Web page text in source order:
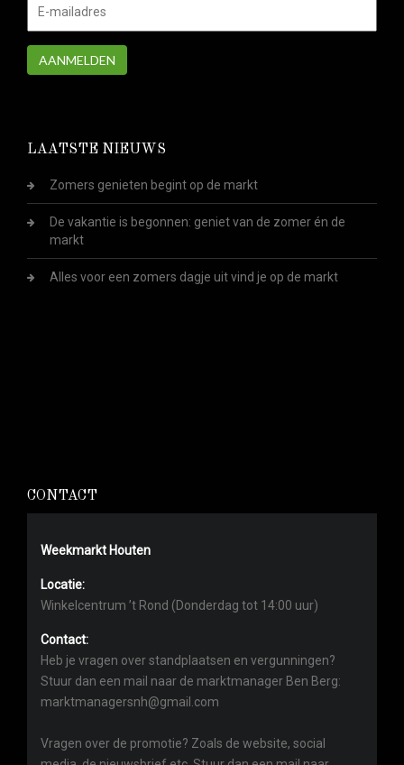
AANMELDEN
LAATSTE NIEUWS
Zomers genieten begint op de markt
De vakantie is begonnen: geniet van de zomer én de
markt
Alles voor een zomers dagje uit vind je op de markt
CONTACT
Weekmarkt Houten
Locatie:
Winkelcentrum ’t Rond (Donderdag tot 14:00 uur)
Contact:
Heb je vragen over standplaatsen en vergunningen?
Stuur dan een mail naar de marktmanager Ben Berg:
marktmanagersnh@gmail.com
Vragen over de promotie? Zoals de website, social